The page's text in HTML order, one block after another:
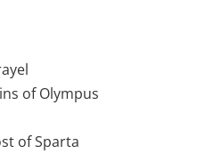
of Olympus
of Sparta